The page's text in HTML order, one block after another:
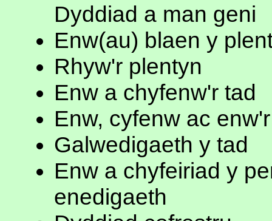
Dyddiad a man geni
Enw(au) blaen y
Rhyw'r plentyn
Enw a chyfenw'r tad
Enw, cyfenw ac
Galwedigaeth y tad
Enw a chyfeiriad y
enedigaeth